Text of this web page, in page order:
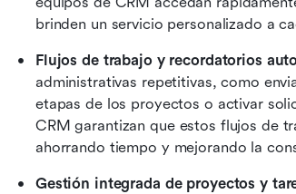
brinden un servicio personalizado a
Flujos de trabajo y recordatorios
administrativas repetitivas, como
etapas de los proyectos o activar
CRM garantizan que estos flujos de
ahorrando tiempo y mejorando la
Gestión integrada de proyectos y